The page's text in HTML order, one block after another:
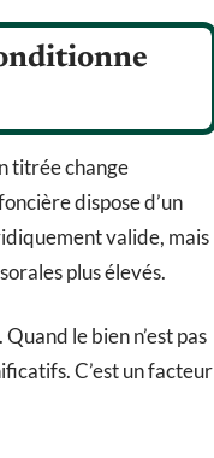
titrée change
dispose d’un
valide, mais
plus élevés.
le bien n’est pas
C’est un facteur